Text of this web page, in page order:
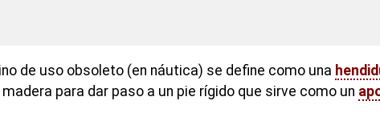
de uso obsoleto (en náutica) se define como una
para dar paso a un pie rígido que sirve como un